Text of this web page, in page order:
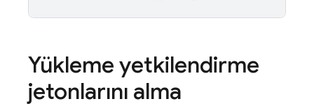
Yükleme yetkilendirme
jetonlarını alma